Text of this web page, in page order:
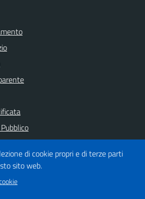
di cookie propri e di terze parti
sito web.